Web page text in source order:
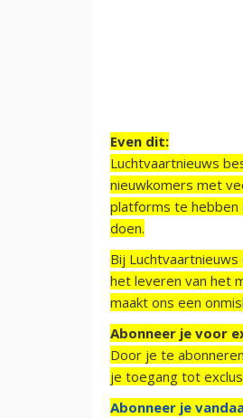
Even dit:
Luchtvaartnieuws
nieuwkomers met
platforms te hebben
doen.
Bij
het leveren van het
maakt ons een
Abonneer je voor
Door je te
je toegang tot
Abonneer je